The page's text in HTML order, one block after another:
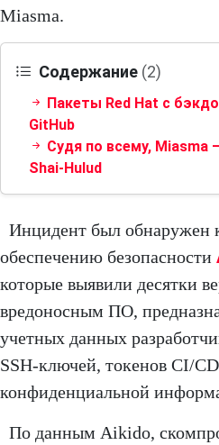
Miasma.
Содержание (2)
Пакеты Red Hat с
GitHub
Судя по всему, Miasma
Shai-Hulud
Инцидент был обнаружен
обеспечению безопасности
которые выявили десятки
вредоносным ПО,
учетных данных
SSH-ключей, токенов CI/
конфиденциальной
По данным Aikido,